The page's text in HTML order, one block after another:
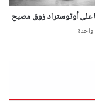
على أوتوستراد زوق مصبح